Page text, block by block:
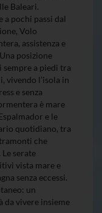
Baleari.
a pochi passi dal
Volo
assistenza e
posizione
a piedi tra
vivendo l’isola in
e senza
è mare
e le
quotidiano, tra
che
serate
vista mare e
senza eccessi.
un
vivere insieme